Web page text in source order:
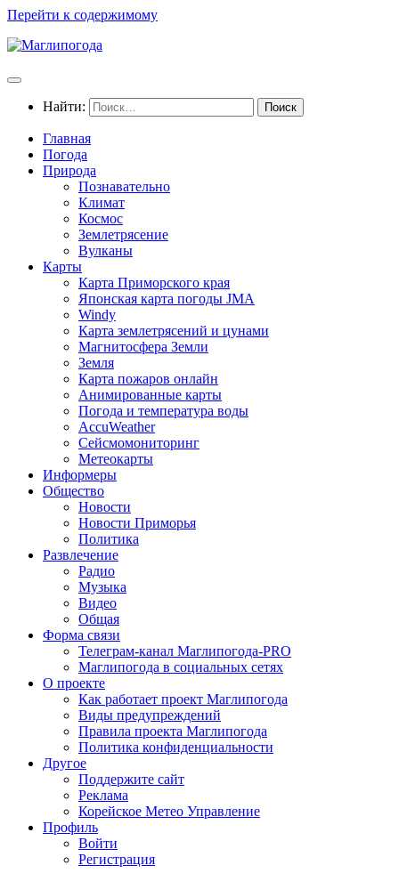
Перейти к содержимому
Найти:
Главная
Погода
Природа
Познавательно
Климат
Космос
Землетрясение
Вулканы
Карты
Карта Приморского края
Японская карта погоды JMA
Windy
Карта землетрясений и цунами
Магнитосфера Земли
Земля
Карта пожаров онлайн
Анимированные карты
Погода и температура воды
AccuWeather
Сейсмомониторинг
Метеокарты
Информеры
Общество
Новости
Новости Приморья
Политика
Развлечение
Радио
Музыка
Видео
Общая
Форма связи
Телеграм-канал Маглипогода-PRO
Маглипогода в социальных сетях
О проекте
Как работает проект Маглипогода
Виды предупреждений
Правила проекта Маглипогода
Политика конфиденциальности
Другое
Поддержите сайт
Реклама
Корейское Метео Управление
Профиль
Войти
Регистрация